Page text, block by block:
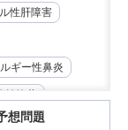
性肝障害
ギー性鼻炎
試験
想問題